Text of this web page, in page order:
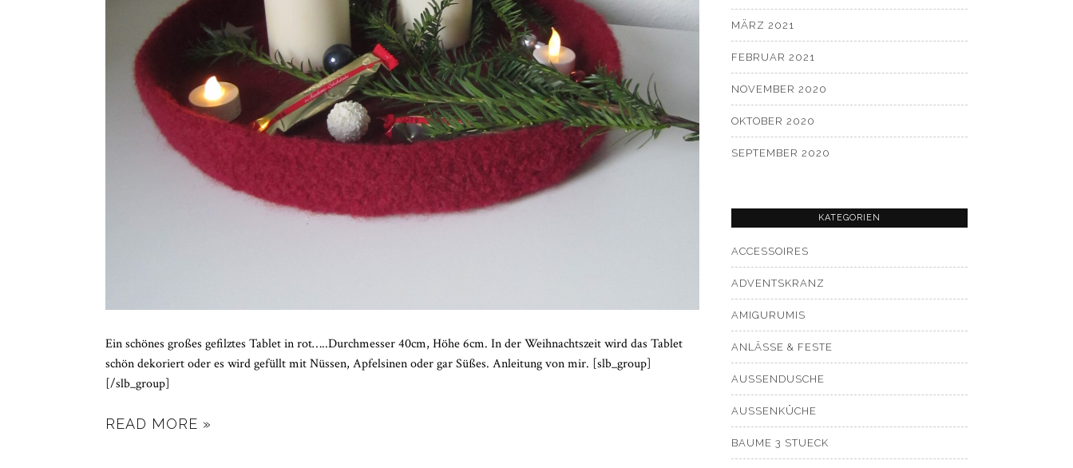
Ein schönes großes gefilztes Tablet in rot…..Durchmesser 40cm, Höhe 6cm. In der Weihnachtszeit wird das Tablet
schön dekoriert oder es wird gefüllt mit Nüssen, Apfelsinen oder gar Süßes. Anleitung von mir. [slb_group]
[/slb_group]
READ MORE »
MÄRZ 2021
FEBRUAR 2021
NOVEMBER 2020
OKTOBER 2020
SEPTEMBER 2020
KATEGORIEN
ACCESSOIRES
ADVENTSKRANZ
AMIGURUMIS
ANLÄSSE & FESTE
AUSSENDUSCHE
AUSSENKÜCHE
BAUME 3 STUECK